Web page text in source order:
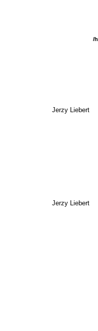
Jerzy Liebert
Jerzy Liebert
/